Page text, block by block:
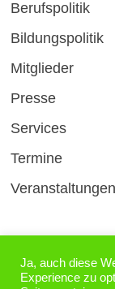
Berufspolitik
Bildungspolitik
Mitglieder
Presse
Services
Termine
Veranstaltungen
Ja, auch diese
Experience zu